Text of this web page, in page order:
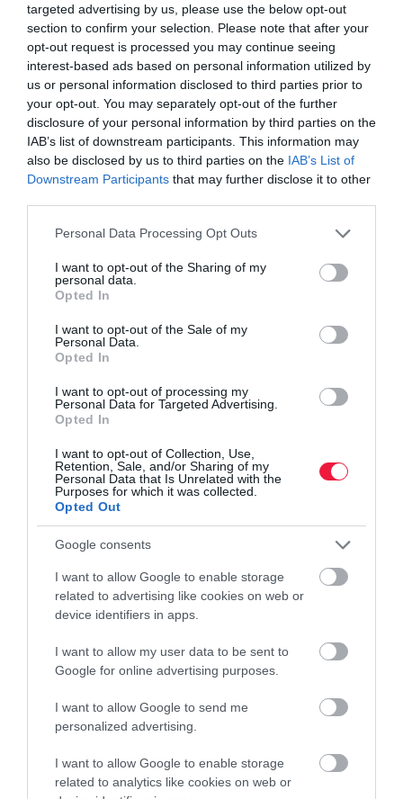
targeted advertising by us, please use the below opt-out
section to confirm your selection. Please note that after your
opt-out request is processed you may continue seeing
interest-based ads based on personal information utilized by
us or personal information disclosed to third parties prior to
your opt-out. You may separately opt-out of the further
disclosure of your personal information by third parties on the
IAB’s list of downstream participants. This information may
also be disclosed by us to third parties on the IAB’s List of
Downstream Participants that may further disclose it to other
Please note that this website/app uses one or more Google
not limited to your visit or usage behaviour. You may click to
grant or deny consent to Google and its third-party tags to
use your data for below specified purposes in below Google
consent section.
Personal Data Processing Opt Outs
I want to opt-out of the Sharing of my
personal data.
Opted In
I want to opt-out of the Sale of my
Personal Data.
Opted In
I want to opt-out of processing my
Personal Data for Targeted Advertising.
Opted In
I want to opt-out of Collection, Use,
Retention, Sale, and/or Sharing of my
Personal Data that Is Unrelated with the
Purposes for which it was collected.
Opted Out
Google consents
I want to allow Google to enable storage
related to advertising like cookies on web or
device identifiers in apps.
I want to allow my user data to be sent to
Google for online advertising purposes.
I want to allow Google to send me
personalized advertising.
I want to allow Google to enable storage
related to analytics like cookies on web or
Erőszakos pénzbehajtást terveztek, így buktak le
azzal a négy – köztük egy fiatalkorú - elkövetővel szemben, akik
megállapodtak abban, hogy az egyik vádlott tartozását
fenyegetéssel behajtják.